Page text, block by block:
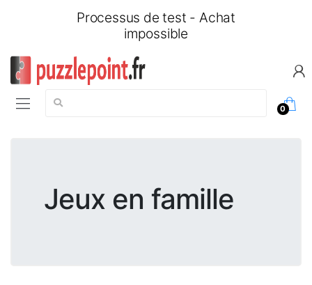
Processus de test - Achat
impossible
Chercher:
0
Jeux en famille